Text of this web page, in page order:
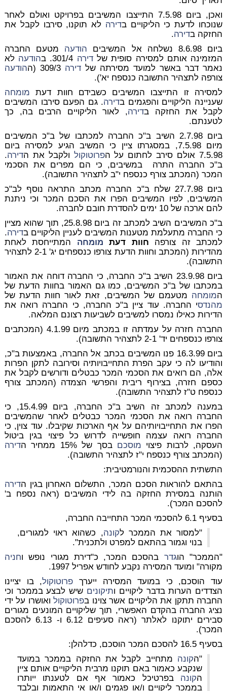
ואכן, ביום 7.5.98 התייצבו המשיבים בפרויקט ואולם לאחר
שנוכחו לדעת כי הליקויים בדירה לא תוקנו, סירבו לקבל את
החזקה בדירה.
ביום 8.6.98 נשלחה אל המשיבים
הודעה מטעם החברה
המזמינה אותם למסירה סופית שלדירה הודעה לא
נאמר דבר באשר למועד מסירתה שלדירה 309/3 (ה
הודעה
צורפה לתצהיר התשובה כנספח יא').
למסירה זו התייצבו המשיבים כשבידם חוות דעת מומחה
שעניינה הליקויים והפגמים בדירה. גם הפעם סירבו המשיבים
לקבל את החזקה בדירה, לאור הליקויים הרבים בה, כך
לטענתם.
ביום 2.7.98 השיב ב"כ החברה למכתבו של ב"כ המשיבים
מיום 7.5.98, במסגרתו ציין כי המשיב הגיע למסירה ביום
7.5.98 אולם סירב לחתום על ה
פרוטוקול ולקבל את הדירה.
ב"כ החברה התרה במשיבים, כי הם מפרים את הסכמי
המכר (המכתב צורף כנספח י"ב לתצהיר התשובה).
ביום 27.7.98 שלח ב"כ החברה מכתב התראה נוסף לב"כ
המשיבים, לפיו המשיבים הפרו את הסכם המכר וכי ניתנת
להם ארכה של 10 ימים להסדרת חובם לחברה.
ב"כ המשיבים השיב למכתב זה ביום 25.8.98, תוך שהוא מציין
כי החברה מתעלמת מטענות המשיבים לעניין הליקויים בדירה.
למכתב זה צורפה חוות דעת מומחה
המתייחסת לאחת
מהדירות (המכתב וחוות הדעת צורפו כנספחים יג' 2-1 לתצהיר
התשובה).
ביום 23.9.98 השיב ב"כ החברה, כי החברה דוחה את האמור
במכתבו של ב"כ המשיבים, כמו גם האמור בחוות הדעת של
המומחה מטעמם של המשיבים, זאת לאור חוות הדעת של
מהנדסי החברה. עוד ציין ב"כ החברה, כי החברה רואה את
הדירות כאילו נמסרו למשיבים לשביעות רצונם המלאה.
החברה חזרה על עמדתה זו במכתב מיום 4.1.99 (המכתבים
צורפו כנספחים יד' 2-1 לתצהיר התשובה).
ביום 16.3.99 פנו המשיבים בכתב אל החברה, באמצעות ב"כ,
והודיעו לה כי עקב הפרת התחייבויותיה וסירובה לתקן הפרות
אלה, הם רואים את הסכמי המכר כבטלים ודורשים לקבל את
כספם חזרה, בצירוף ריבית והפרשי הצמדה (המכתב צורף
כנספח ט"ז לתצהיר התשובה).
במענה למכתב זה השיב ב"כ החברה, ביום 15.4.99, כי
החברה רואה את הסכמי המכר כבטלים לאחר שהמשיבים
הפרו את התחייבויותיהם על אף הארכות שקיבלו. עוד צוין, כי
החברה רואה עצמה חופשייה לדרוש כל פיצוי בגין ביטול
העסקה, לרבות פיצוי מוסכם בסך של 15% ממחיר ה
דירה
(המכתב צורף כנספח י"ז לתצהיר התשובה).
התשתית ההסכמית והנורמטיבית:
בהתאם להוראות הסכם המכר, התשלום האחרון בגין הדירה
הותנה במסירת החזקה בה לידי המשיבים (ראה נספח ב'
להסכם המכר).
בסעיף 6.1 להסכמי המכר התחייבה החברה,
"למסור את הממכר לקונה, כשהוא ראוי למגורים,
בנוי וגמור בהתאם למפרט ולתכנית".
"הממכר" הוגדר בהסכם המכר, כ"דירת מגורי נופש וחניה
מקורה" ומועד המסירה נקבע לחודש אפריל 1997.
עוד הוסכם, כי במועד המסירה ייערך פרוטוקול, בו יציינו
הצדדים הערות בדבר ליקויים ותיקונים שיש לבצע בממכר וכי
החברה תתקן את הליקויים אשר צוינו בפרוטוקולואושרו על ידי
נציג החברה בהקדם האפשרי, תוך שליקויים המונעים מגורים
סבירים יתוקנו לאלתר (ראה סעיפים 6.12 ו- 6.13 להסכם
המכר).
בסעיף 16.5 להסכם המכר הוסכם, כדלהלן:
"הקונה מתחייב לקבל את החזקה בממכר במועד
שנקבע כאמור באם תוקנו מרבית הליקויים אותם ציין
הקונה בפרטיכל כאמור אף אם לטענתו ייותרו
בממכר ליקויים ו/או פגמים ו/או אי התאמות ובלבד